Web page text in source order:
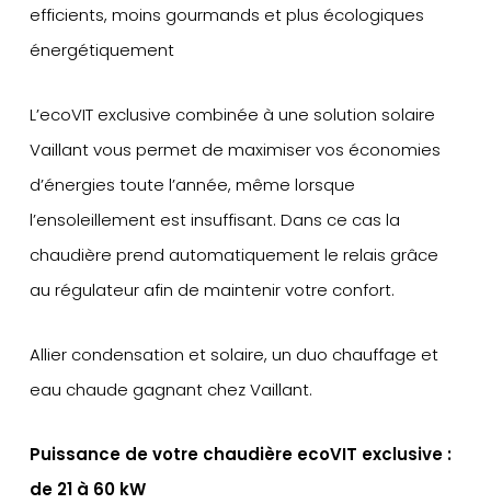
efficients, moins gourmands et plus écologiques
énergétiquement
L’ecoVIT exclusive combinée à une solution solaire
Vaillant vous permet de maximiser vos économies
d’énergies toute l’année, même lorsque
l’ensoleillement est insuffisant. Dans ce cas la
chaudière prend automatiquement le relais grâce
au régulateur afin de maintenir votre confort.
Allier condensation et solaire, un duo chauffage et
eau chaude gagnant chez Vaillant.
Puissance de votre chaudière ecoVIT exclusive :
de 21 à 60 kW